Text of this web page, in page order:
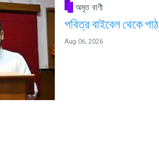
অমৃত বাণী
পবিত্র বাইবেল থেকে পাঠ
Aug 06, 2026